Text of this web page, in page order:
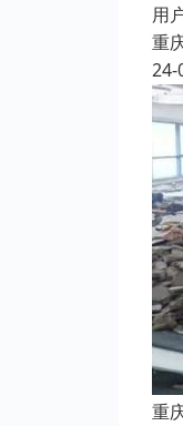
用
重
24-
重